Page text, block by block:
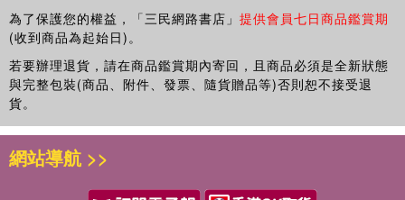
為了保護您的權益，「三民網路書店」 提供會員七日商品鑑賞期
(收到商品為起始日)。
若要辦理退貨，請在商品鑑賞期內寄回，且商品必須是全新狀態
與完整包裝(商品、附件、發票、隨貨贈品等)否則恕不接受退
貨。
網站導航 >>